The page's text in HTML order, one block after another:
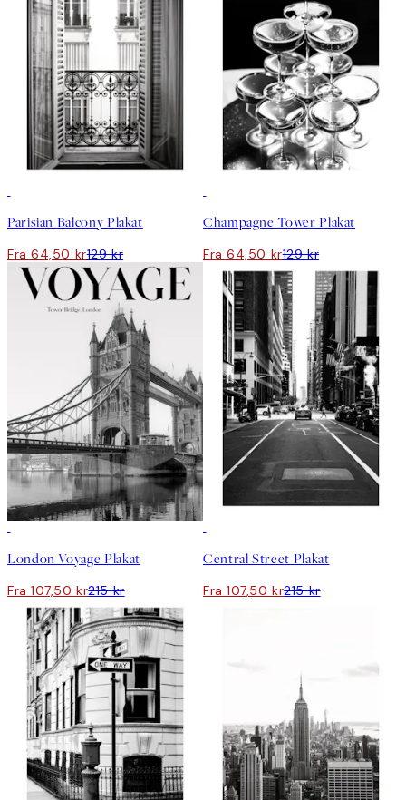
Parisian Balcony Plakat
Fra 64,50 kr129 kr
Champagne Tower Plakat
Fra 64,50 kr129 kr
London Voyage Plakat
Fra 107,50 kr215 kr
Central Street Plakat
Fra 107,50 kr215 kr